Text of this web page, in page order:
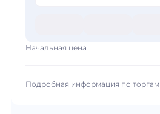
Начальная цена
Подробная информация по торгам